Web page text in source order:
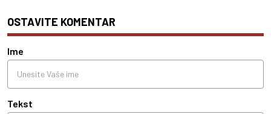
OSTAVITE KOMENTAR
Ime
Tekst